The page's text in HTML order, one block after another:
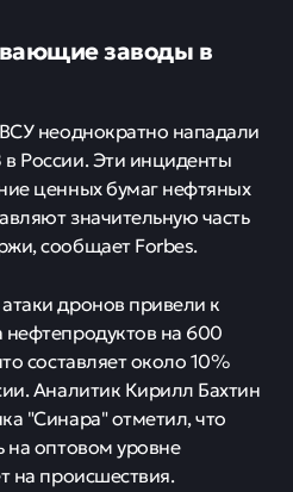
заводы в
неоднократно нападали
России. Эти инциденты
ценных бумаг нефтяных
значительную часть
сообщает Forbes.
дронов привели к
нефтепродуктов на 600
составляет около 10%
Аналитик Кирилл Бахтин
"Синара" отметил, что
на оптовом уровне
на происшествия.